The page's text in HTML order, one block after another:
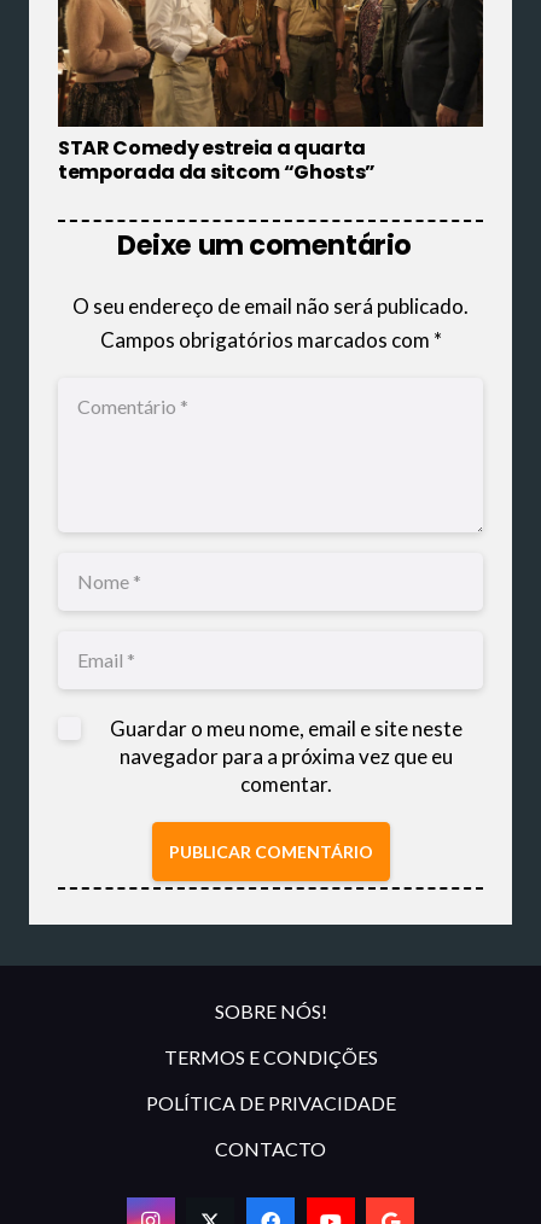
STAR Comedy estreia a quarta
temporada da sitcom “Ghosts”
Deixe um comentário
O seu endereço de email não será publicado.
Campos obrigatórios marcados com *
Guardar o meu nome, email e site neste
navegador para a próxima vez que eu
comentar.
PUBLICAR COMENTÁRIO
SOBRE NÓS!
TERMOS E CONDIÇÕES
POLÍTICA DE PRIVACIDADE
CONTACTO